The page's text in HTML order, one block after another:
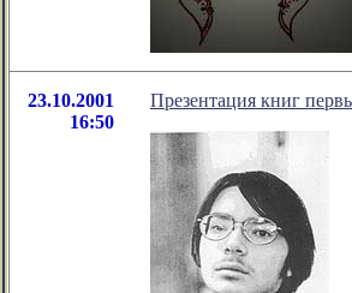
23.10.2001
16:50
Презентация книг